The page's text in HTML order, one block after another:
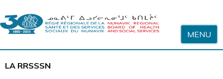
MENU
LA RRSSSN